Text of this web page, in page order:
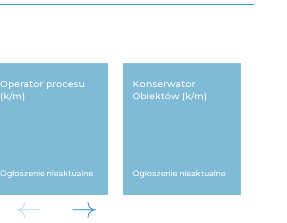
Operator procesu
(k/m)
Ogłoszenie nieaktualne
Konserwator
Obiektów (k/m)
Ogłoszenie nieaktualne